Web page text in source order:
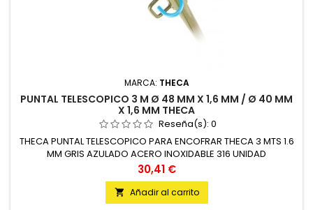
MARCA: THECA
PUNTAL TELESCOPICO 3 M Ø 48 MM X 1,6 MM / Ø 40 MM
X 1,6 MM THECA
Reseña(s): 0
THECA PUNTAL TELESCOPICO PARA ENCOFRAR THECA 3 MTS 1.6
MM GRIS AZULADO ACERO INOXIDABLE 316 UNIDAD
Precio
30,41 €
 Añadir al carrito